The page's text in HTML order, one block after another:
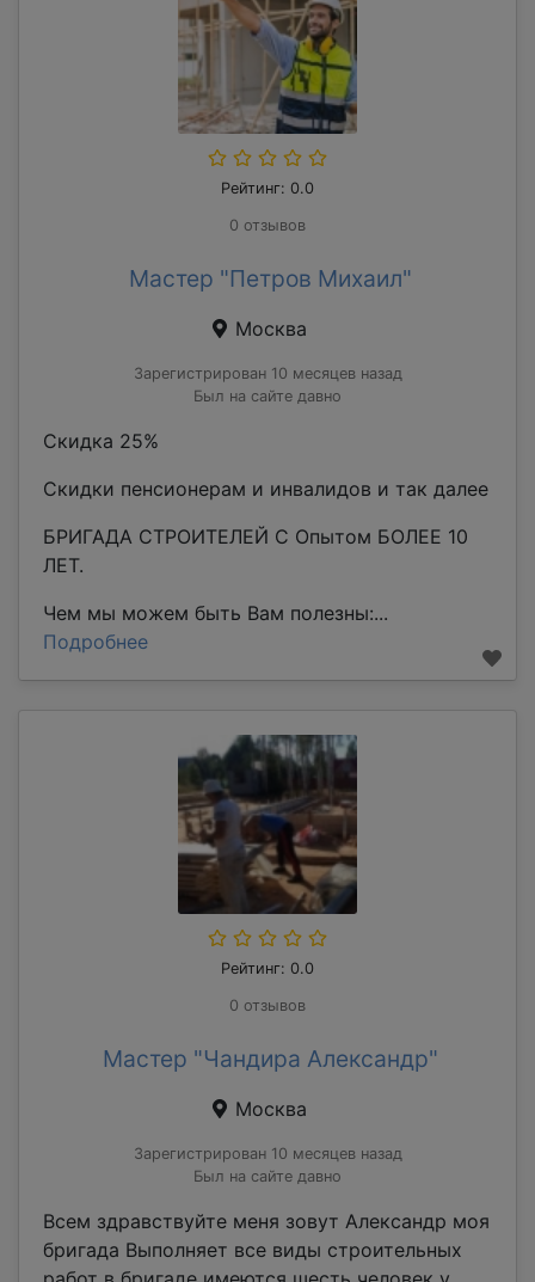
Рейтинг: 0.0
0 отзывов
Мастер "Петров Михаил"
Москва
Зарегистрирован 10 месяцев назад
Был на сайте давно
Скидка 25%
Скидки пенсионерам и инвалидов и так далее
БРИГАДА СТРОИТЕЛЕЙ С Опытом БОЛЕЕ 10
ЛЕТ.
Чем мы можем быть Вам полезны:...
Подробнее
Рейтинг: 0.0
0 отзывов
Мастер "Чандира Александр"
Москва
Зарегистрирован 10 месяцев назад
Был на сайте давно
Всем здравствуйте меня зовут Александр моя
бригада Выполняет все виды строительных